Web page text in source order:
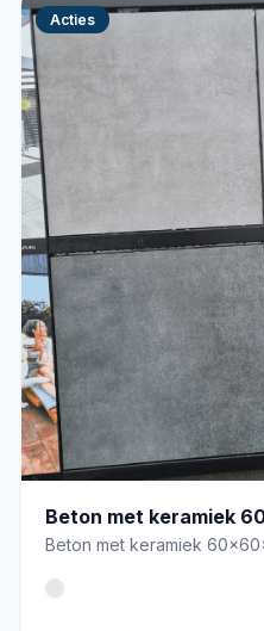
Acties
Beton met keramiek
Beton met keramiek